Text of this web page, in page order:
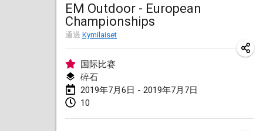
EM Outdoor - European
Championships
通過 Kymilaiset
国际比赛
碎石
2019年7月6日 - 2019年7月7日
10
2019年1月20日| 法國
Tournoi d'Hiver
2019年1月26日|法國
Liekki Cup
2019年1月26日|芬蘭
Tournoi de Mölkky - Lesfous Dubâtonvaigeois